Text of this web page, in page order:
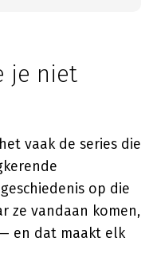
je niet
vaak de series die
op die
ze vandaan komen,
en dat maakt elk